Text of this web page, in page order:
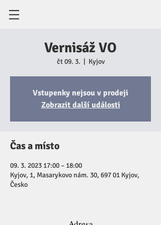
Vernisáž VO
čt 09. 3. Kyjov
Vstupenky nejsou v prodeji
Zobrazit další události
Čas a místo
09. 3. 2023 17:00 – 18:00
Kyjov, 1, Masarykovo nám. 30, 697 01 Kyjov,
Česko